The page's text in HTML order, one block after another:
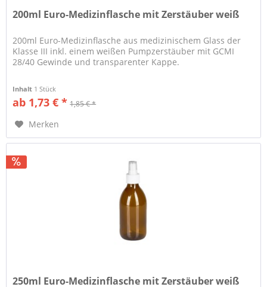
200ml Euro-Medizinflasche mit Zerstäuber weiß
200ml Euro-Medizinflasche aus medizinischem Glass der
Klasse III inkl. einem weißen Pumpzerstäuber mit GCMI
28/40 Gewinde und transparenter Kappe.
Inhalt 1 Stück
ab 1,73 € * 1,85 € *
Merken
250ml Euro-Medizinflasche mit Zerstäuber weiß